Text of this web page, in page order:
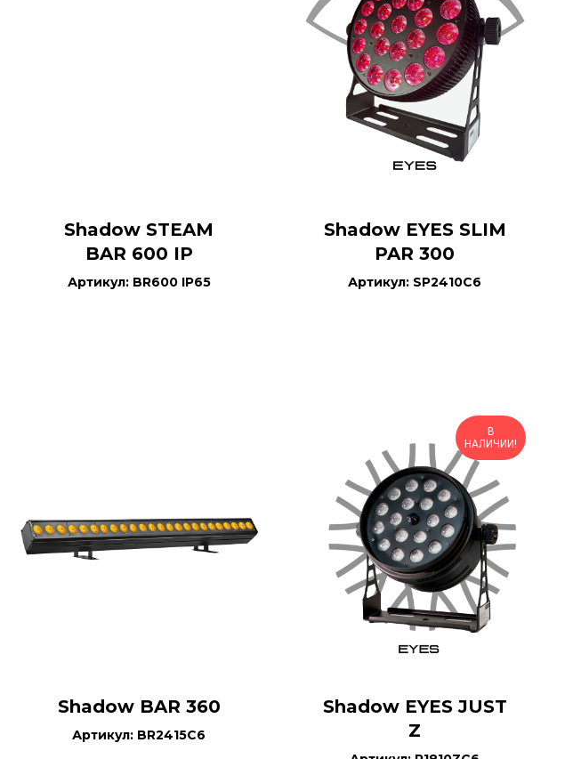
Shadow STEAM
BAR 600 IP
Артикул: BR600 IP65
Shadow EYES SLIM
PAR 300
Артикул: SP2410C6
Shadow BAR 360
Артикул: BR2415C6
В
НАЛИЧИИ!
Shadow EYES JUST
Z